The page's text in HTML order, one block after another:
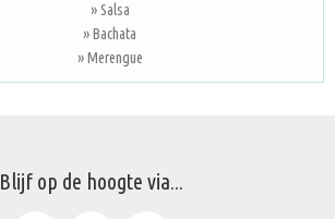
» Salsa
» Bachata
» Merengue
Blijf op de hoogte via...